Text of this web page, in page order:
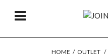
HOME / OUTLET /